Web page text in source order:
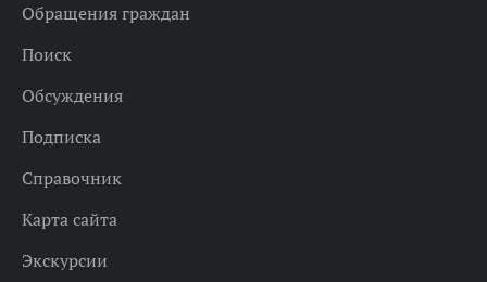
Обращения граждан
Поиск
Обсуждения
Подписка
Справочник
Карта сайта
Экскурсии